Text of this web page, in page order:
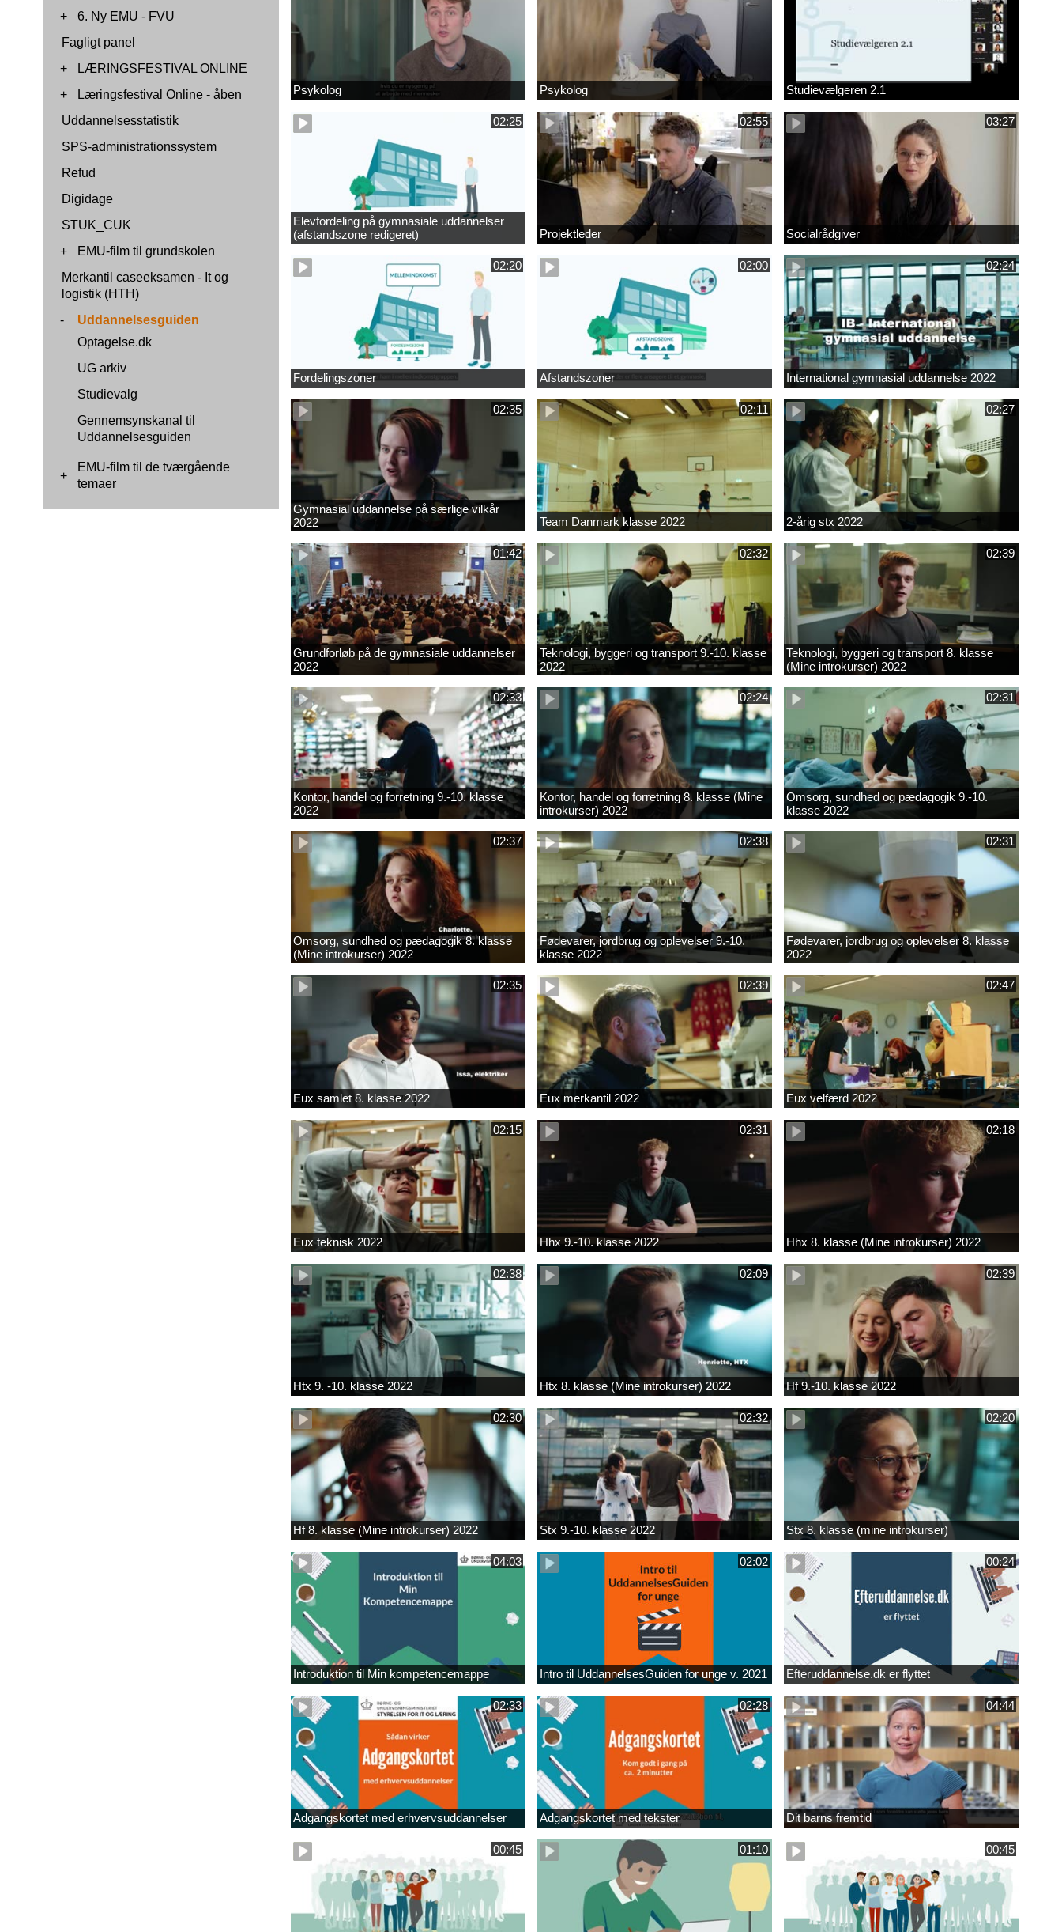
+
6. Ny EMU - FVU
Fagligt panel
+
LÆRINGSFESTIVAL ONLINE
+
Læringsfestival Online - åben
Uddannelsesstatistik
SPS-administrationssystem
Refud
Digidage
STUK_CUK
+
EMU-film til grundskolen
Merkantil caseeksamen - It og
logistik (HTH)
-
Uddannelsesguiden
Optagelse.dk
UG arkiv
Studievalg
Gennemsynskanal til
Uddannelsesguiden
+
EMU-film til de tværgående
temaer
Psykolog Psykolog Studievælgeren 2.1
02:25
Elevfordeling på gymnasiale uddannelser
(afstandszone redigeret)
02:55
Projektleder
03:27
Socialrådgiver
02:20
Fordelingszoner
02:00
Afstandszoner
02:24
International gymnasial uddannelse 2022
02:35
Gymnasial uddannelse på særlige vilkår
2022
02:11
Team Danmark klasse 2022
02:27
2-årig stx 2022
01:42
Grundforløb på de gymnasiale uddannelser
2022
02:32
Teknologi, byggeri og transport 9.-10. klasse
2022
02:39
Teknologi, byggeri og transport 8. klasse
(Mine introkurser) 2022
02:33
Kontor, handel og forretning 9.-10. klasse
2022
02:24
Kontor, handel og forretning 8. klasse (Mine
introkurser) 2022
02:31
Omsorg, sundhed og pædagogik 9.-10.
klasse 2022
02:37
Omsorg, sundhed og pædagogik 8. klasse
(Mine introkurser) 2022
02:38
Fødevarer, jordbrug og oplevelser 9.-10.
klasse 2022
02:31
Fødevarer, jordbrug og oplevelser 8. klasse
2022
02:35
Eux samlet 8. klasse 2022
02:39
Eux merkantil 2022
02:47
Eux velfærd 2022
02:15
Eux teknisk 2022
02:31
Hhx 9.-10. klasse 2022
02:18
Hhx 8. klasse (Mine introkurser) 2022
02:38
Htx 9. -10. klasse 2022
02:09
Htx 8. klasse (Mine introkurser) 2022
02:39
Hf 9.-10. klasse 2022
02:30
Hf 8. klasse (Mine introkurser) 2022
02:32
Stx 9.-10. klasse 2022
02:20
Stx 8. klasse (mine introkurser)
04:03
Introduktion til Min kompetencemappe
02:02
Intro til UddannelsesGuiden for unge v. 2021
00:24
Efteruddannelse.dk er flyttet
02:33
Adgangskortet med erhvervsuddannelser
02:28
Adgangskortet med tekster
04:44
Dit barns fremtid
00:45 01:10 00:45